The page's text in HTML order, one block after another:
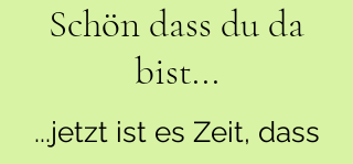
Schön dass du da
bist...
...jetzt ist es Zeit, dass